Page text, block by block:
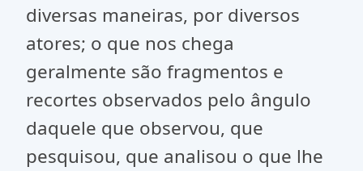
diversas maneiras, por diversos
atores; o que nos chega
geralmente são fragmentos e
recortes observados pelo ângulo
daquele que observou, que
pesquisou, que analisou o que lhe